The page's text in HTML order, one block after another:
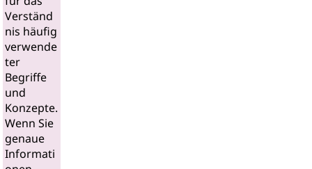
Verständ
nis häufig
verwende
ter
Begriffe
und
Konzepte.
Wenn Sie
genaue
Informati